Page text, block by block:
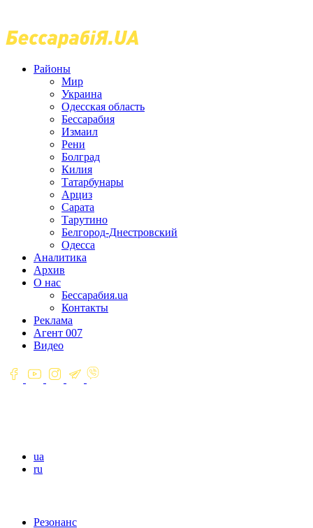
Районы
Мир
Украина
Одесская область
Бессарабия
Измаил
Рени
Болград
Килия
Татарбунары
Арциз
Сарата
Тарутино
Белгород-Днестровский
Одесса
Аналитика
Архив
О нас
Бессарабия.ua
Контакты
Реклама
Агент 007
Видео
ua
ru
Резонанс